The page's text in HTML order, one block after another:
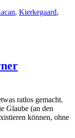
, Kierkegaard,
ratlos gemacht.
Glaube (an den
können, ohne